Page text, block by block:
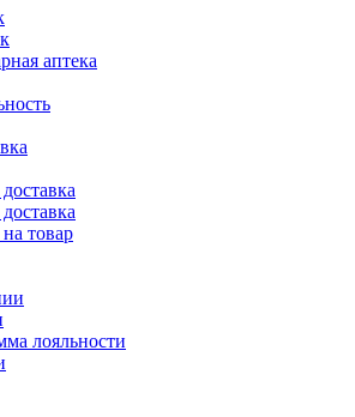
аптека
товар
лояльности